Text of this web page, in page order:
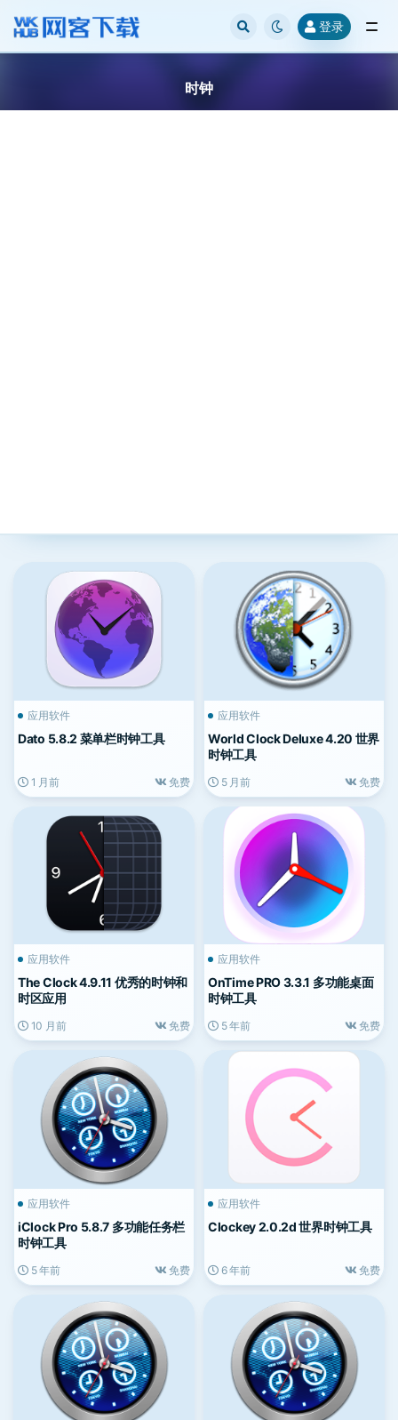
登录
时钟
应用软件
Dato 5.8.2 菜单栏时钟工具
1 月前 免费
应用软件
World Clock Deluxe 4.20 世界
时钟工具
5 月前 免费
应用软件
The Clock 4.9.11 优秀的时钟和
时区应用
10 月前 免费
应用软件
OnTime PRO 3.3.1 多功能桌面
时钟工具
5 年前 免费
应用软件
iClock Pro 5.8.7 多功能任务栏
时钟工具
5 年前 免费
应用软件
Clockey 2.0.2d 世界时钟工具
6 年前 免费
全部